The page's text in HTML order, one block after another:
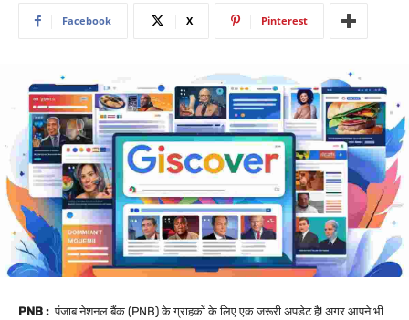
Facebook X Pinterest
PNB :पंजाब नेशनल बैंक (PNB) के ग्राहकों के लिए एक जरूरी अपडेट है! अगर आपने भी